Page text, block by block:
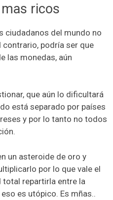
ricos
ciudadanos del mundo no
contrario, podría ser que
las monedas, aún
que aún lo dificultará
está separado por países
y por lo tanto no todos
un asteroide de oro y
por lo que vale el
total repartirla entre la
es utópico. Es mñas..